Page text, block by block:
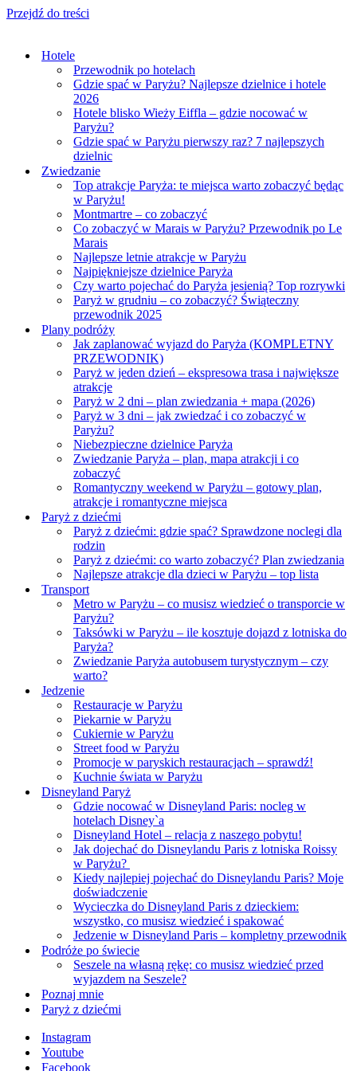
Przejdź do treści
Hotele
Przewodnik po hotelach
Gdzie spać w Paryżu? Najlepsze dzielnice i hotele
2026
Hotele blisko Wieży Eiffla – gdzie nocować w
Paryżu?
Gdzie spać w Paryżu pierwszy raz? 7 najlepszych
dzielnic
Zwiedzanie
Top atrakcje Paryża: te miejsca warto zobaczyć będąc
w Paryżu!
Montmartre – co zobaczyć
Co zobaczyć w Marais w Paryżu? Przewodnik po Le
Marais
Najlepsze letnie atrakcje w Paryżu
Najpiękniejsze dzielnice Paryża
Czy warto pojechać do Paryża jesienią? Top rozrywki
Paryż w grudniu – co zobaczyć? Świąteczny
przewodnik 2025
Plany podróży
Jak zaplanować wyjazd do Paryża (KOMPLETNY
PRZEWODNIK)
Paryż w jeden dzień – ekspresowa trasa i największe
atrakcje
Paryż w 2 dni – plan zwiedzania + mapa (2026)
Paryż w 3 dni – jak zwiedzać i co zobaczyć w
Paryżu?
Niebezpieczne dzielnice Paryża
Zwiedzanie Paryża – plan, mapa atrakcji i co
zobaczyć
Romantyczny weekend w Paryżu – gotowy plan,
atrakcje i romantyczne miejsca
Paryż z dziećmi
Paryż z dziećmi: gdzie spać? Sprawdzone noclegi dla
rodzin
Paryż z dziećmi: co warto zobaczyć? Plan zwiedzania
Najlepsze atrakcje dla dzieci w Paryżu – top lista
Transport
Metro w Paryżu – co musisz wiedzieć o transporcie w
Paryżu?
Taksówki w Paryżu – ile kosztuje dojazd z lotniska do
Paryża?
Zwiedzanie Paryża autobusem turystycznym – czy
warto?
Jedzenie
Restauracje w Paryżu
Piekarnie w Paryżu
Cukiernie w Paryżu
Street food w Paryżu
Promocje w paryskich restauracjach – sprawdź!
Kuchnie świata w Paryżu
Disneyland Paryż
Gdzie nocować w Disneyland Paris: nocleg w
hotelach Disney`a
Disneyland Hotel – relacja z naszego pobytu!
Jak dojechać do Disneylandu Paris z lotniska Roissy
w Paryżu?
Kiedy najlepiej pojechać do Disneylandu Paris? Moje
doświadczenie
Wycieczka do Disneyland Paris z dzieckiem:
wszystko, co musisz wiedzieć i spakować
Jedzenie w Disneyland Paris – kompletny przewodnik
Podróże po świecie
Seszele na własną rękę: co musisz wiedzieć przed
wyjazdem na Seszele?
Poznaj mnie
Paryż z dziećmi
Instagram
Youtube
Facebook